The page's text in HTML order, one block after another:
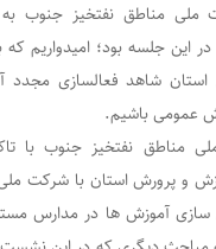
ملی مناطق نفتخیز جنوب به
این جلسه بود؛ امیدواریم که
شاهد فعالسازی
عمومی باشیم.
مناطق نفتخیز جنوب با
و پرورش استان با شرکت
آموزش ها در مدارس